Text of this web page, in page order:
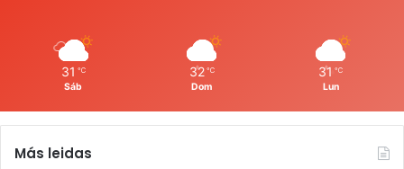
31 ℃
Sáb
32 ℃
Dom
31 ℃
Lun
Más leidas